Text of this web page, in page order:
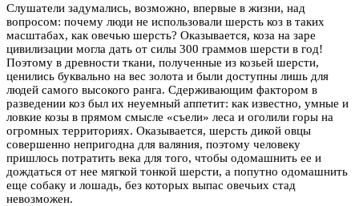
Слушатели задумались, возможно, впервые в жизни, над
вопросом: почему люди не использовали шерсть коз в таких
масштабах, как овечью шерсть? Оказывается, коза на заре
цивилизации могла дать от силы 300 граммов шерсти в год!
Поэтому в древности ткани, полученные из козьей шерсти,
ценились буквально на вес золота и были доступны лишь для
людей самого высокого ранга. Сдерживающим фактором в
разведении коз был их неуемный аппетит: как известно, умные и
ловкие козы в прямом смысле «съели» леса и оголили горы на
огромных территориях. Оказывается, шерсть дикой овцы
совершенно непригодна для валяния, поэтому человеку
пришлось потратить века для того, чтобы одомашнить ее и
дождаться от нее мягкой тонкой шерсти, а попутно одомашнить
еще собаку и лошадь, без которых выпас овечьих стад
невозможен.